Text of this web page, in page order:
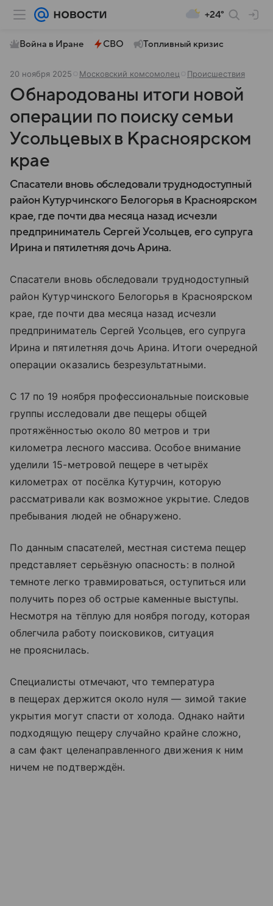
+24°
Война в Иране СВО Топливный кризис
20 ноября 2025 Московский комсомолец Происшествия
Обнародованы итоги новой
операции по поиску семьи
Усольцевых в Красноярском
крае
Спасатели вновь обследовали труднодоступный
район Кутурчинского Белогорья в Красноярском
крае, где почти два месяца назад исчезли
предприниматель Сергей Усольцев, его супруга
Ирина и пятилетняя дочь Арина.
Спасатели вновь обследовали труднодоступный
район Кутурчинского Белогорья в Красноярском
крае, где почти два месяца назад исчезли
предприниматель Сергей Усольцев, его супруга
Ирина и пятилетняя дочь Арина. Итоги очередной
операции оказались безрезультатными.
С 17 по 19 ноября профессиональные поисковые
группы исследовали две пещеры общей
протяжённостью около 80 метров и три
километра лесного массива. Особое внимание
уделили 15-метровой пещере в четырёх
километрах от посёлка Кутурчин, которую
рассматривали как возможное укрытие. Следов
пребывания людей не обнаружено.
По данным спасателей, местная система пещер
представляет серьёзную опасность: в полной
темноте легко травмироваться, оступиться или
получить порез об острые каменные выступы.
Несмотря на тёплую для ноября погоду, которая
облегчила работу поисковиков, ситуация
не прояснилась.
Специалисты отмечают, что температура
в пещерах держится около нуля — зимой такие
укрытия могут спасти от холода. Однако найти
подходящую пещеру случайно крайне сложно,
а сам факт целенаправленного движения к ним
ничем не подтверждён.